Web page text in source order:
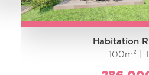
Habitation
100m² |